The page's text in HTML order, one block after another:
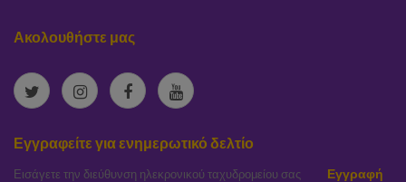
Ακολουθήστε μας
Εγγραφείτε για ενημερωτικό δελτίο
elta Εγγραφή